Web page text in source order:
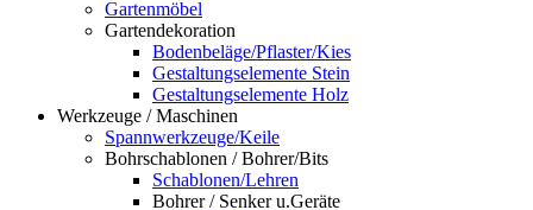
Gartenmöbel
Gartendekoration
Bodenbeläge/Pflaster/Kies
Gestaltungselemente Stein
Gestaltungselemente Holz
Werkzeuge / Maschinen
Spannwerkzeuge/Keile
Bohrschablonen / Bohrer/Bits
Schablonen/Lehren
Bohrer / Senker u.Geräte